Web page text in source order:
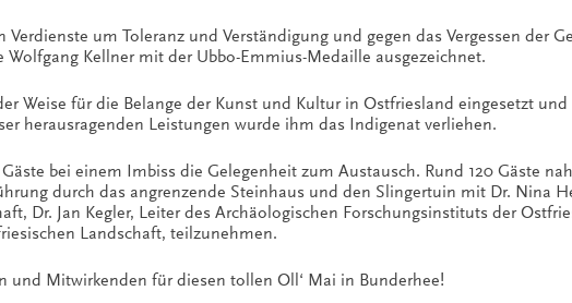
um Toleranz und Verständigung und gegen das Vergessen der
Kellner mit der Ubbo-Emmius-Medaille ausgezeichnet.
Weise für die Belange der Kunst und Kultur in Ostfriesland eingesetzt
herausragenden Leistungen wurde ihm das Indigenat verliehen.
bei einem Imbiss die Gelegenheit zum Austausch. Rund 120 Gäste
durch das angrenzende Steinhaus und den Slingertuin mit Dr. Nina
Dr. Jan Kegler, Leiter des Archäologischen Forschungsinstituts der
Landschaft, teilzunehmen.
und Mitwirkenden für diesen tollen Oll‘ Mai in Bunderhee!